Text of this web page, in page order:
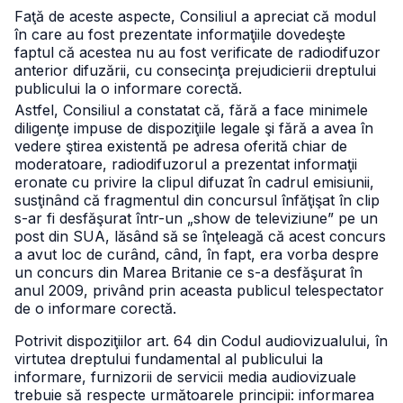
Faţă de aceste aspecte, Consiliul a apreciat că modul
în care au fost prezentate informaţiile dovedeşte
faptul că acestea nu au fost verificate de radiodifuzor
anterior difuzării, cu consecinţa prejudicierii dreptului
publicului la o informare corectă.
Astfel, Consiliul a constatat că, fără a face minimele
diligenţe impuse de dispoziţiile legale şi fără a avea în
vedere ştirea existentă pe adresa oferită chiar de
moderatoare, radiodifuzorul a prezentat informaţii
eronate cu privire la clipul difuzat în cadrul emisiunii,
susţinând că fragmentul din concursul înfăţişat în clip
s-ar fi desfăşurat într-un „show de televiziune” pe un
post din SUA, lăsând să se înţeleagă că acest concurs
a avut loc de curând, când, în fapt, era vorba despre
un concurs din Marea Britanie ce s-a desfăşurat în
anul 2009, privând prin aceasta publicul telespectator
de o informare corectă.
Potrivit dispoziţiilor art. 64 din Codul audiovizualului, în
virtutea dreptului fundamental al publicului la
informare, furnizorii de servicii media audiovizuale
trebuie să respecte următoarele principii: informarea